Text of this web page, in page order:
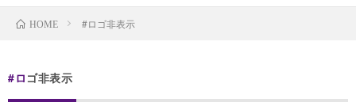
営
マ
HOME #ロゴ非表示
#ロゴ非表示